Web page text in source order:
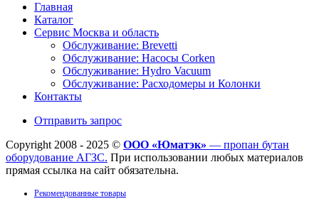
Главная
Каталог
Сервис Москва и область
Обслуживание: Brevetti
Обслуживание: Насосы Corken
Обслуживание: Hydro Vacuum
Обслуживание: Расходомеры и Колонки
Контакты
Отправить запрос
Copyright 2008 - 2025 © ООО «Юматэк» — пропан бутан
оборудование АГЗС. При использовании любых материалов
прямая ссылка на сайт обязательна.
Рекомендованные товары